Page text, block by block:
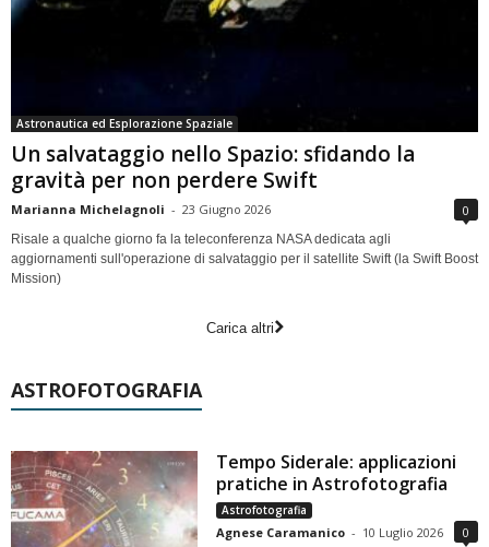
Astronautica ed Esplorazione Spaziale
Un salvataggio nello Spazio: sfidando la
gravità per non perdere Swift
Marianna Michelagnoli - 23 Giugno 2026 0
Risale a qualche giorno fa la teleconferenza NASA dedicata agli
aggiornamenti sull'operazione di salvataggio per il satellite Swift (la Swift Boost
Mission)
Carica altri
ASTROFOTOGRAFIA
Tempo Siderale: applicazioni
pratiche in Astrofotografia
Astrofotografia
Agnese Caramanico - 10 Luglio 2026 0